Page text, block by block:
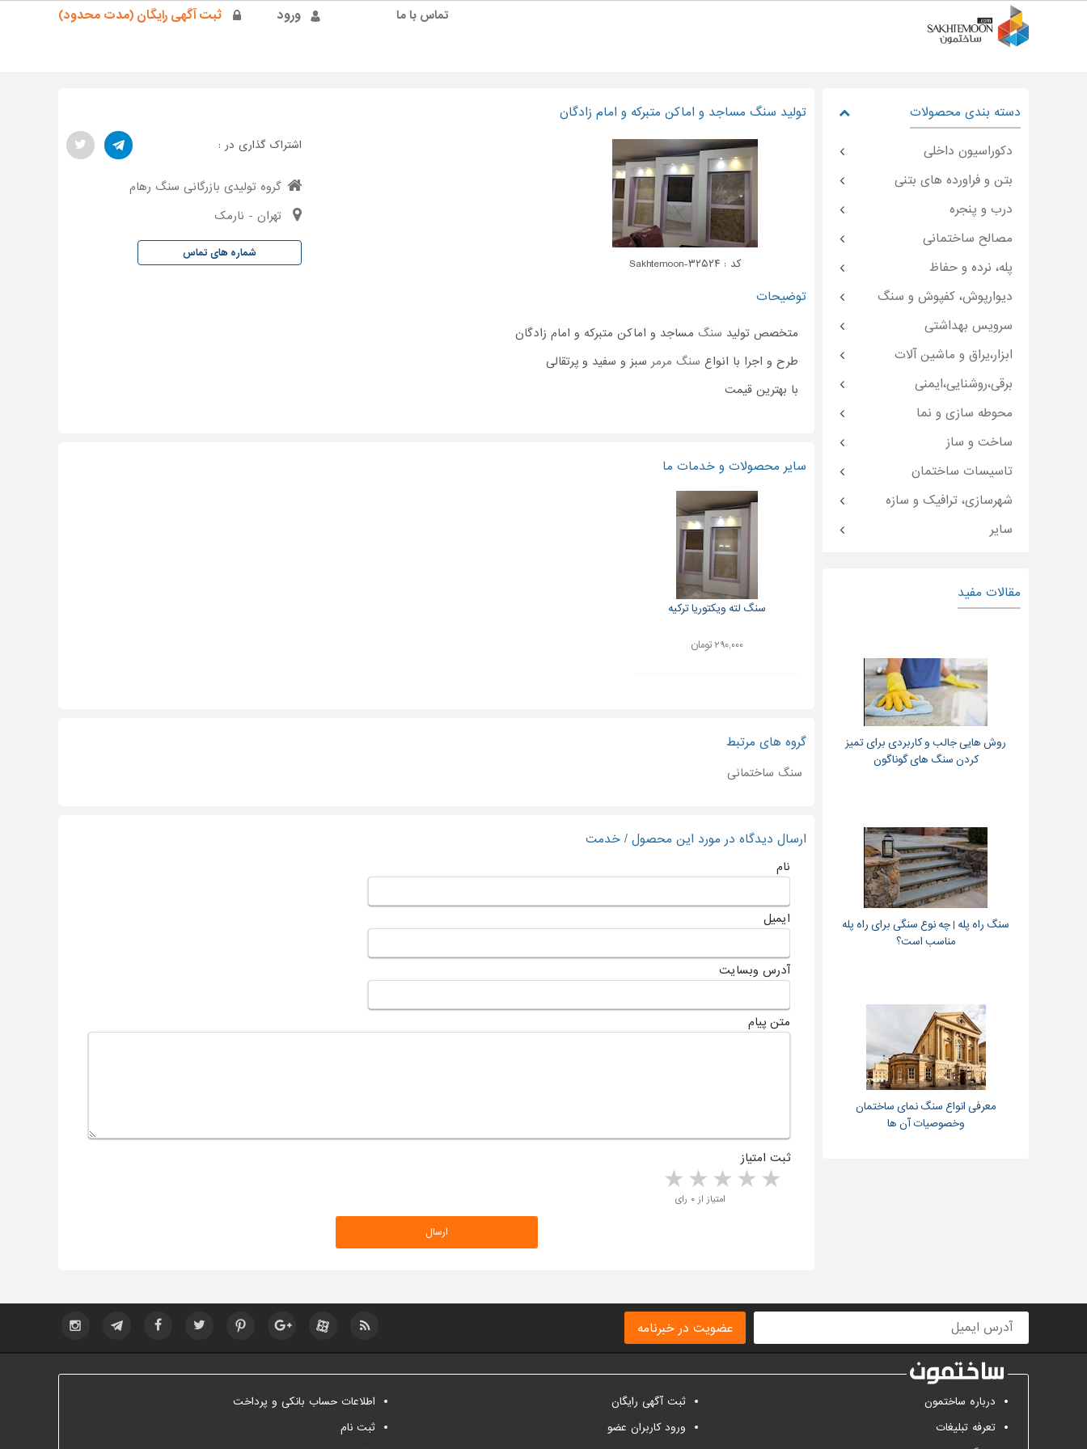
ورود ثبت آگهی رایگان (مدت محدود) تماس با ما
تولید سنگ مساجد و اماکن متبرکه و امام زادگان
کد : Sakhtemoon-۳۲۵۲۴
توضیحات
متخصص تولید سنگ مساجد و اماکن متبرکه و امام زادگان
طرح و اجرا با انواع سنگ مرمر سبز و سفید و پرتقالی
با بهترین قیمت
اشتراک گذاری در :
گروه تولیدی بازرگانی سنگ رهام
تهران - نارمک
شماره های تماس
سایر محصولات و خدمات ما
سنگ لته ویکتوریا ترکیه
۲۹۰,۰۰۰ تومان
گروه های مرتبط
سنگ ساختمانی
ارسال دیدگاه در مورد این محصول / خدمت
نام
ایمیل
آدرس وبسایت
متن پیام
ثبت امتیاز
4 stars 3 stars 2 stars 1 star امتیاز از ۰ رای
دسته بندی محصولات
دکوراسیون داخلی
بتن و فراورده های بتنی
درب و پنجره
مصالح ساختمانی
پله، نرده و حفاظ
دیوارپوش، کفپوش و سنگ
سرویس بهداشتی
ابزار،یراق و ماشین آلات
برقی،روشنایی،ایمنی
محوطه سازی و نما
ساخت و ساز
تاسیسات ساختمان
شهرسازی، ترافیک و سازه
سایر
مقالات مفید
روش هایی جالب و کاربردی برای تمیز
کردن سنگ های گوناگون
سنگ راه پله | چه نوع سنگی برای راه پله
مناسب است؟
معرفی انواع سنگ نمای ساختمان
وخصوصیات آن ها
عضویت در خبرنامه
درباره ساختمون
تعرفه تبلیغات
ثبت آگهی رایگان
ورود کاربران عضو
اطلاعات حساب بانکی و پرداخت
ثبت نام